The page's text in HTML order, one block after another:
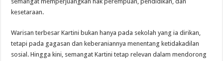
kesetaraan.
Warisan terbesar Kartini bukan hanya pada sekolah yang ia dirikan,
tetapi pada gagasan dan keberaniannya menentang ketidakadilan
sosial. Hingga kini, semangat Kartini tetap relevan dalam mendorong